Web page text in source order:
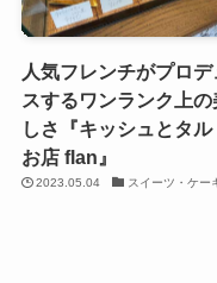
人気フレンチがプロデ
スするワンランク上の
しさ『キッシュとタル
お店 flan』
2023.05.04 スイーツ・ケー